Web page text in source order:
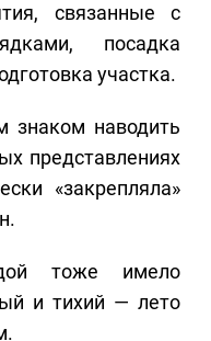
связанные с
посадка
участка.
знаком наводить
представлениях
«закрепляла»
тоже имело
и тихий — лето